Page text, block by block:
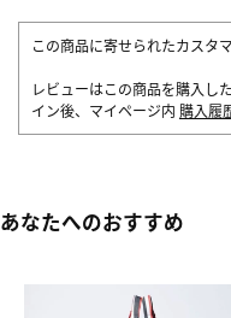
この商品に寄せられたカスタ
レビューはこの商品を購入し
イン後、マイページ内 購入履
あなたへのおすすめ